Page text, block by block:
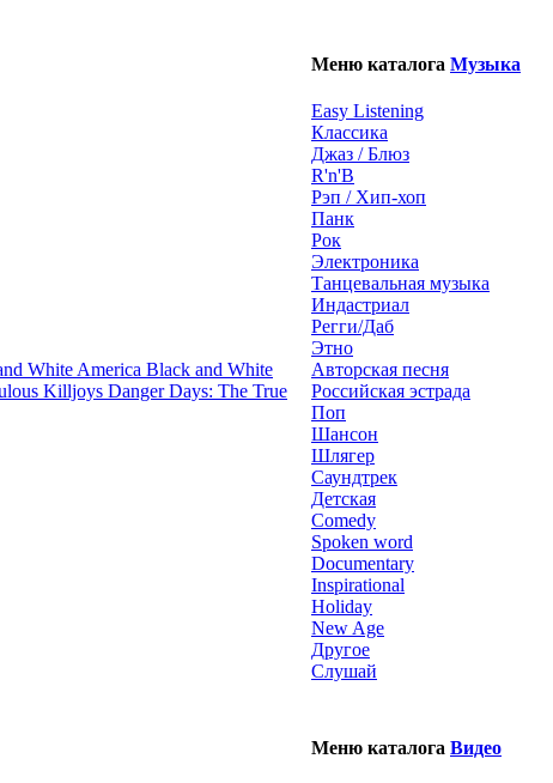
Black and White
Danger Days: The True
Меню каталога Музыка
Easy Listening
Классика
Джаз / Блюз
R'n'B
Рэп / Хип-хоп
Панк
Рок
Электроника
Танцевальная музыка
Индастриал
Регги/Даб
Этно
Авторская песня
Российская эстрада
Поп
Шансон
Шлягер
Саундтрек
Детская
Comedy
Spoken word
Documentary
Inspirational
Holiday
New Age
Другое
Слушай
Меню каталога Видео